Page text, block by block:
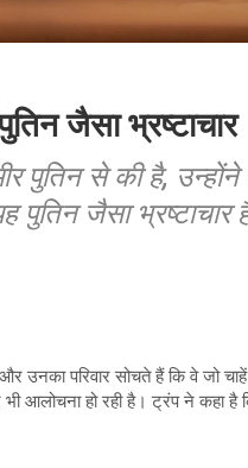
जैसा भ्रष्टाचार
पुतिन से की है,
जैसा भ्रष्टाचार
उनका परिवार सोचते हैं कि वे जो
आलोचना हो रही है। ट्रंप ने कहा है